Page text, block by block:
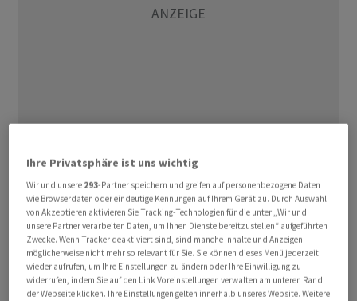
Coca-Cola peilt im laufenden Jahr ein organisches
Umsatzwachstum von sechs bis sieben Prozent an. 2023
stieg der Umsatz auf dieser Basis um zwölf Prozent, wie
der US-Getränkeriese am Dienstag in Atlanta im US-
Bundesstaat Georgia mitteilte. Coca-Cola hatte seine
Prognose im vergangenen Jahr zweimal erhöht und
zuletzt ein Plus von zehn bis elf Prozent anvisiert.
Ihre Privatsphäre ist uns wichtig
Wir und unsere 293-Partner speichern und greifen auf personenbezogene Daten
wie Browserdaten oder eindeutige Kennungen auf Ihrem Gerät zu. Durch Auswahl
von Akzeptieren aktivieren Sie Tracking-Technologien für die unter „Wir und
unsere Partner verarbeiten Daten, um Ihnen Dienste bereitzustellen“ aufgeführten
Zwecke. Wenn Tracker deaktiviert sind, sind manche Inhalte und Anzeigen
möglicherweise nicht mehr so relevant für Sie. Sie können dieses Menü jederzeit
wieder aufrufen, um Ihre Einstellungen zu ändern oder Ihre Einwilligung zu
widerrufen, indem Sie auf den Link Voreinstellungen verwalten am unteren Rand
der Webseite klicken. Ihre Einstellungen gelten innerhalb unseres Website. Weitere